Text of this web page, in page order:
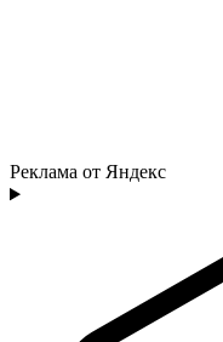
Реклама от Яндекс